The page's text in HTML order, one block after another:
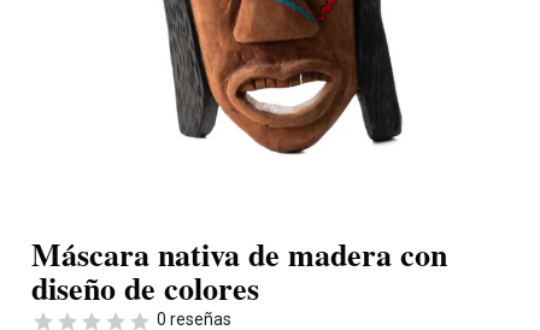
Máscara nativa de madera con
diseño de colores
0 reseñas